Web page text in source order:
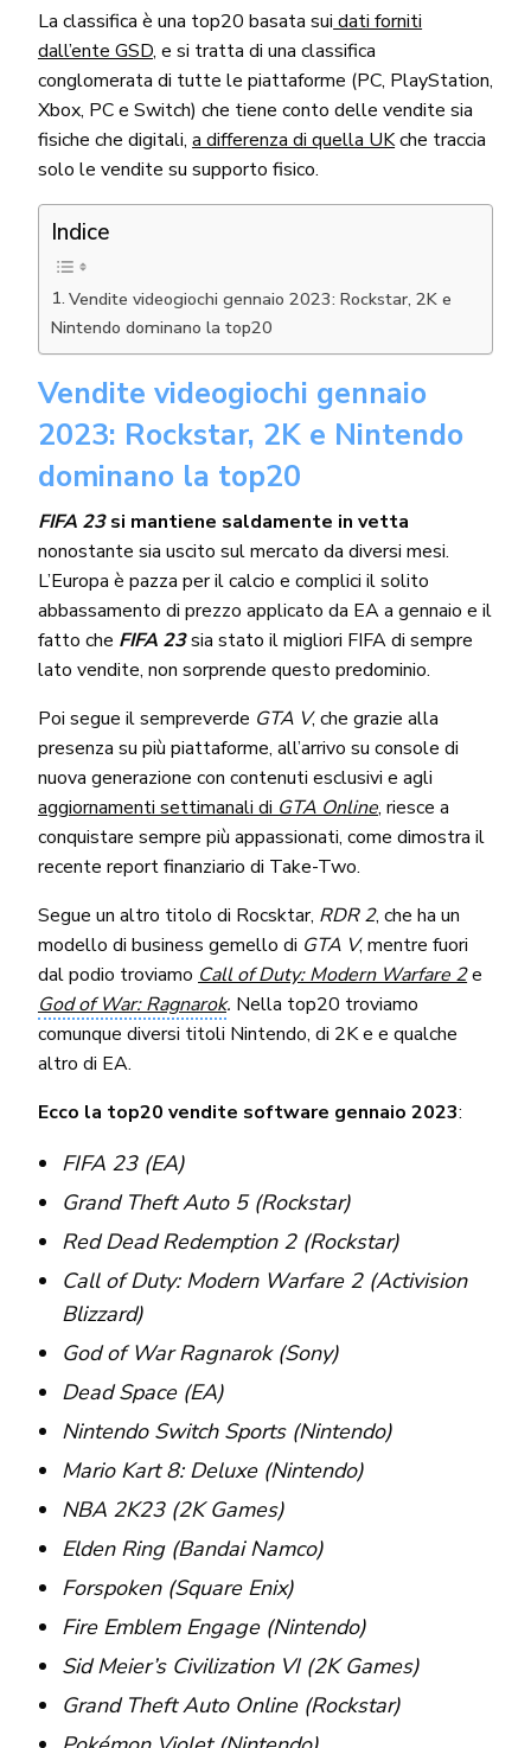
La classifica è una top20 basata sui dati forniti
dall’ente GSD, e si tratta di una classifica
conglomerata di tutte le piattaforme (PC, PlayStation,
Xbox, PC e Switch) che tiene conto delle vendite sia
fisiche che digitali,a differenza di quella UKche traccia
solo le vendite su supporto fisico.
Indice
Vendite videogiochi gennaio 2023: Rockstar, 2K e
Nintendo dominano la top20
Vendite videogiochi gennaio
2023: Rockstar, 2K e Nintendo
dominano la top20
FIFA 23si mantiene saldamente in vetta
nonostante sia uscito sul mercato da diversi mesi.
L’Europa è pazza per il calcio e complici il solito
abbassamento di prezzo applicato da EA a gennaio e il
fatto che FIFA 23sia stato il migliori FIFA di sempre
lato vendite, non sorprende questo predominio.
Poi segue il sempreverde GTA V, che grazie alla
presenza su più piattaforme, all’arrivo su console di
nuova generazione con contenuti esclusivi e agli
aggiornamenti settimanali di GTA Online, riesce a
conquistare sempre più appassionati, come dimostra il
recente report finanziario di Take-Two.
Segue un altro titolo di Rocsktar, RDR 2, che ha un
modello di business gemello di GTA V, mentre fuori
dal podio troviamo Call of Duty: Modern Warfare 2e
God of War: Ragnarok. Nella top20 troviamo
comunque diversi titoli Nintendo, di 2K e e qualche
altro di EA.
Ecco la top20 vendite software gennaio 2023:
FIFA 23 (EA)
Grand Theft Auto 5 (Rockstar)
Red Dead Redemption 2 (Rockstar)
Call of Duty: Modern Warfare 2 (Activision
Blizzard)
God of War Ragnarok (Sony)
Dead Space (EA)
Nintendo Switch Sports (Nintendo)
Mario Kart 8: Deluxe (Nintendo)
NBA 2K23 (2K Games)
Elden Ring (Bandai Namco)
Forspoken (Square Enix)
Fire Emblem Engage (Nintendo)
Sid Meier’s Civilization VI (2K Games)
Grand Theft Auto Online (Rockstar)